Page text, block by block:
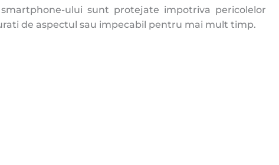
ului sunt protejate impotriva pericolelor
de aspectul sau impecabil pentru mai mult timp.